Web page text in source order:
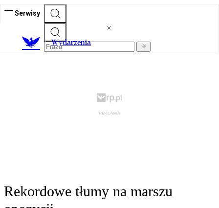
Serwisy
Wydarzenia
Rekordowe tłumy na marszu